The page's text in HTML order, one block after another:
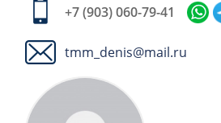
+7 (903) 060-79-41
tmm_denis@mail.ru